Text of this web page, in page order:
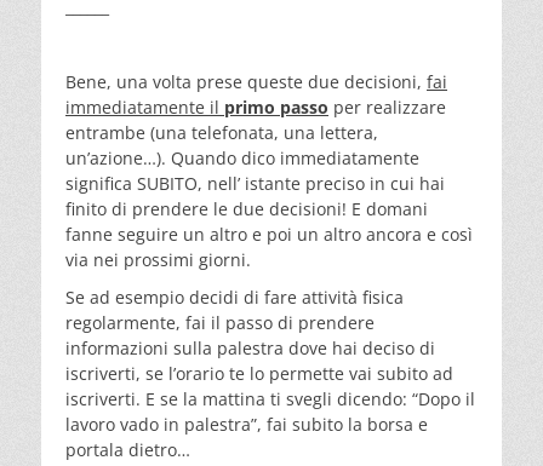
Bene, una volta prese queste due decisioni, fai
immediatamente il primo passo per realizzare
entrambe (una telefonata, una lettera,
un’azione…). Quando dico immediatamente
significa SUBITO, nell’ istante preciso in cui hai
finito di prendere le due decisioni! E domani
fanne seguire un altro e poi un altro ancora e così
via nei prossimi giorni.
Se ad esempio decidi di fare attività fisica
regolarmente, fai il passo di prendere
informazioni sulla palestra dove hai deciso di
iscriverti, se l’orario te lo permette vai subito ad
iscriverti. E se la mattina ti svegli dicendo: “Dopo il
lavoro vado in palestra”, fai subito la borsa e
portala dietro…